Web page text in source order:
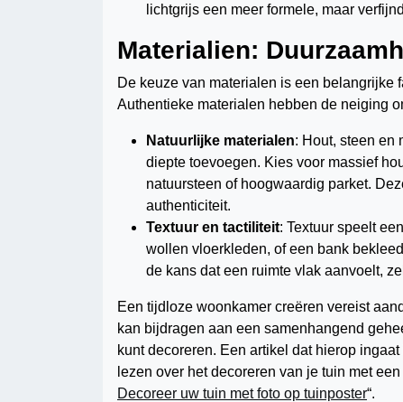
lichtgrijs een meer formele, maar
Materialien:
De keuze van materialen is een belangrijke
Authentieke materialen hebben de neiging
Natuurlijke materialen: Hout, steen en
diepte toevoegen. Kies voor massief
natuursteen of hoogwaardig parket.
authenticiteit.
Textuur en tactiliteit: Textuur speelt
wollen vloerkleden, of een bank
de kans dat een ruimte vlak aanvoelt,
Een tijdloze woonkamer creëren vereist
kan bijdragen aan een samenhangend
kunt decoreren. Een artikel dat hierop
lezen over het decoreren van je tuin met
Decoreer uw tuin met foto op tuinposter“.